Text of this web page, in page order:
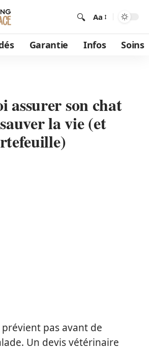
Aa
Garantie Infos Soins
assurer son chat
la vie (et
pas avant de
Un devis vétérinaire